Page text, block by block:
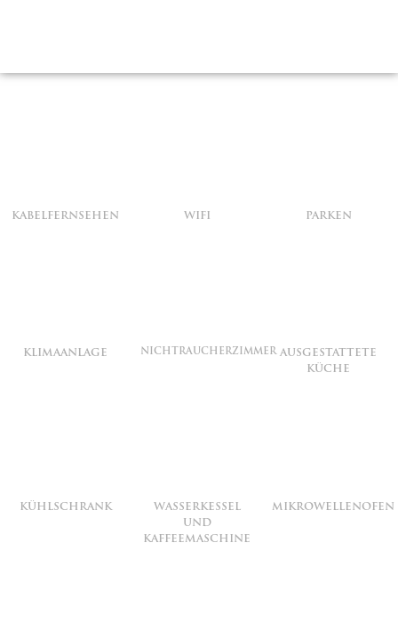
KABELFERNSEHEN WIFI PARKEN
KLIMAANLAGE NICHTRAUCHERZIMMER AUSGESTATTETE
KÜCHE
KÜHLSCHRANK
WASSERKESSEL
UND
KAFFEEMASCHINE
MIKROWELLENOFEN